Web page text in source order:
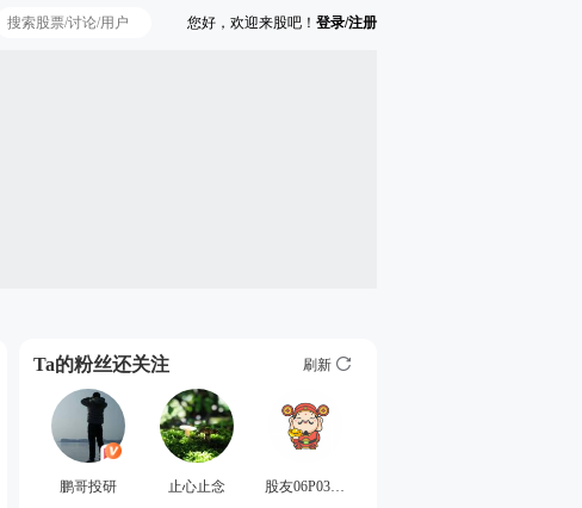
您好，欢迎来股吧！ 登录/注册
Ta的粉丝还关注 刷新
鹏哥投研 止心止念 股友06P039Z731